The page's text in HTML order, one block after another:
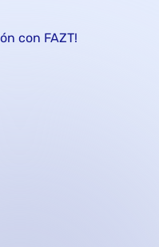
con FAZT!